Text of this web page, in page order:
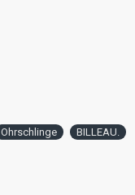
Ohrschlinge BILLEAU.